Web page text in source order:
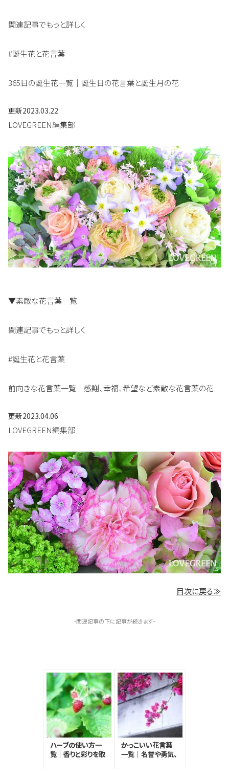
関連記事でもっと詳しく
#誕生花と花言葉
365日の誕生花一覧｜誕生日の花言葉と誕生月の花
更新2023.03.22
LOVEGREEN編集部
▼素敵な花言葉一覧
関連記事でもっと詳しく
#誕生花と花言葉
前向きな花言葉一覧｜感謝、幸福、希望など素敵な花言葉の花
更新2023.04.06
LOVEGREEN編集部
目次に戻る≫
-関連記事の下に記事が続きます-
ハーブの使い方一
覧｜香りと彩りを取
かっこいい花言葉
一覧｜名誉や勇気、